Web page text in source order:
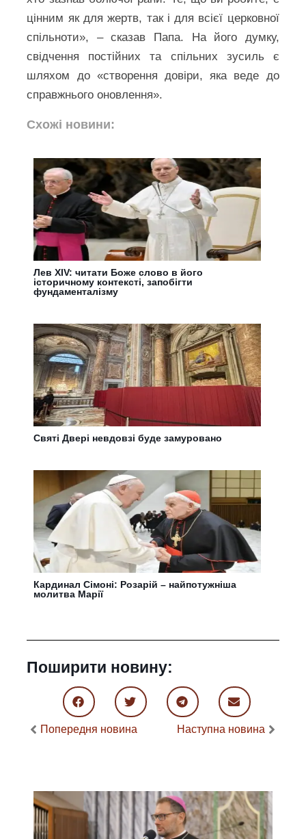
цінним як для жертв, так і для всієї церковної
спільноти», – сказав Папа. На його думку,
свідчення постійних та спільних зусиль є
шляхом до «створення довіри, яка веде до
справжнього оновлення».
Схожі новини:
Лев XIV: читати Боже слово в його
історичному контексті, запобігти
фундаменталізму
Святі Двері невдовзі буде замуровано
Кардинал Сімоні: Розарій – найпотужніша
молитва Марії
Поширити новину:
Попередня новина Наступна новина